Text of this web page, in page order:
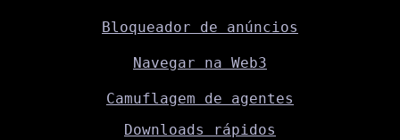
Bloqueador de anúncios
Navegar na Web3
Camuflagem de agentes
Downloads rápidos